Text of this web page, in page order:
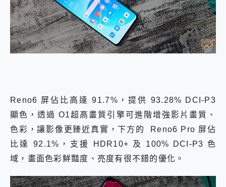
Reno6 屏佔比高達 91.7%，提供 93.28% DCI-P3
顯色，透過 O1超高畫質引擎可進階增強影片畫質、
色彩，讓影像更臻近真實，下方的 Reno6 Pro 屏佔
比達 92.1%，支援 HDR10+ 及 100% DCI-P3 色
域，畫面色彩鮮豔度、亮度有很不錯的優化。